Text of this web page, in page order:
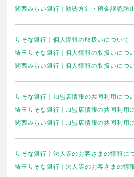
関西みらい銀行｜勧誘方針・預金誤認防
りそな銀行｜個人情報の取扱いについて
埼玉りそな銀行｜個人情報の取扱いにつ
関西みらい銀行｜個人情報の取扱いにつ
りそな銀行｜加盟店情報の共同利用につ
埼玉りそな銀行｜加盟店情報の共同利用
関西みらい銀行｜加盟店情報の共同利用
りそな銀行｜法人等のお客さまの情報に
埼玉りそな銀行｜法人等のお客さまの情